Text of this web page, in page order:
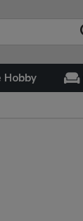
Hobby